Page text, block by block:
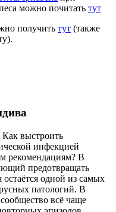
можно почитать тут
получить тут (также
выстроить
инфекцией
рекомендациям? В
предотвращать
одной из самых
патологий. В
всё чаще